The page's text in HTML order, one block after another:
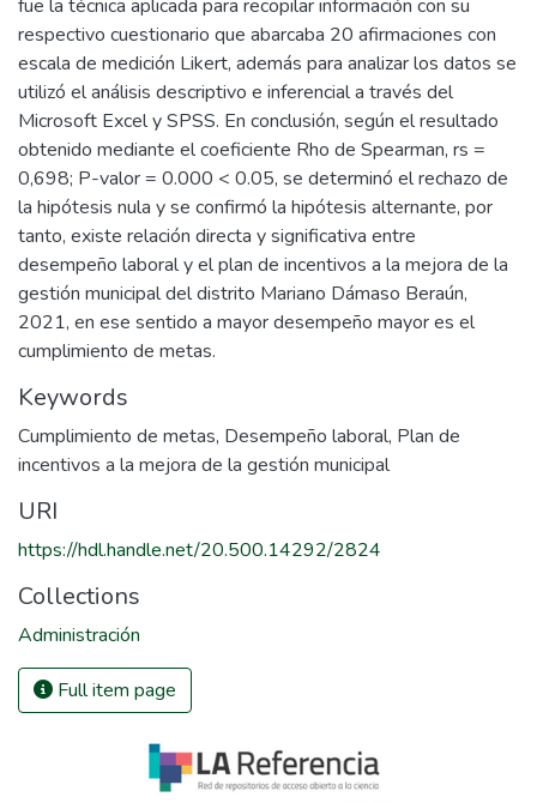
fue la técnica aplicada para recopilar información con su
respectivo cuestionario que abarcaba 20 afirmaciones con
escala de medición Likert, además para analizar los datos se
utilizó el análisis descriptivo e inferencial a través del
Microsoft Excel y SPSS. En conclusión, según el resultado
obtenido mediante el coeficiente Rho de Spearman, rs =
0,698; P-valor = 0.000 < 0.05, se determinó el rechazo de
la hipótesis nula y se confirmó la hipótesis alternante, por
tanto, existe relación directa y significativa entre
desempeño laboral y el plan de incentivos a la mejora de la
gestión municipal del distrito Mariano Dámaso Beraún,
2021, en ese sentido a mayor desempeño mayor es el
cumplimiento de metas.
Keywords
Cumplimiento de metas, Desempeño laboral, Plan de
incentivos a la mejora de la gestión municipal
URI
https://hdl.handle.net/20.500.14292/2824
Collections
Administración
Full item page